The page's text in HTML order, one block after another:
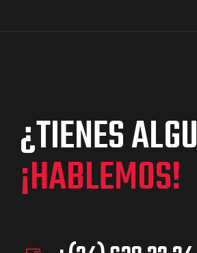
¿TIENES
¡HABLEMOS!